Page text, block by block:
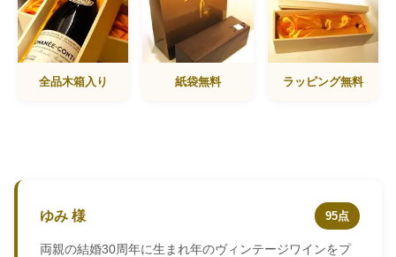
全品木箱入り 紙袋無料 ラッピング無料
ゆみ 様 95点
両親の結婚30周年に生まれ年のヴィンテージワインをプ